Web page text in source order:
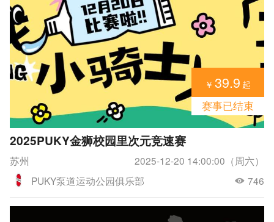
￥ 39.9 起
赛事已结束
2025PUKY金狮校园里次元竞速赛
苏州
2025-12-20 14:00:00（周六）
PUKY泵道运动公园俱乐部
746